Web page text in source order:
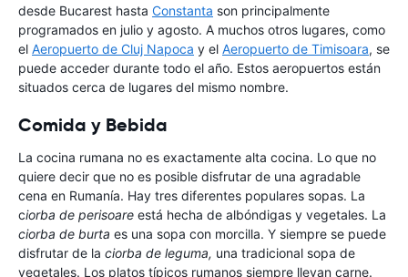
desde Bucarest hasta Constanta son principalmente
programados en julio y agosto. A muchos otros lugares, como
el Aeropuerto de Cluj Napoca y el Aeropuerto de Timisoara, se
puede acceder durante todo el año. Estos aeropuertos están
situados cerca de lugares del mismo nombre.
Comida y Bebida
La cocina rumana no es exactamente alta cocina. Lo que no
quiere decir que no es posible disfrutar de una agradable
cena en Rumanía. Hay tres diferentes populares sopas. La
ciorba de perisoare está hecha de albóndigas y vegetales. La
ciorba de burta es una sopa con morcilla. Y siempre se puede
disfrutar de la ciorba de leguma, una tradicional sopa de
vegetales. Los platos típicos rumanos siempre llevan carne.